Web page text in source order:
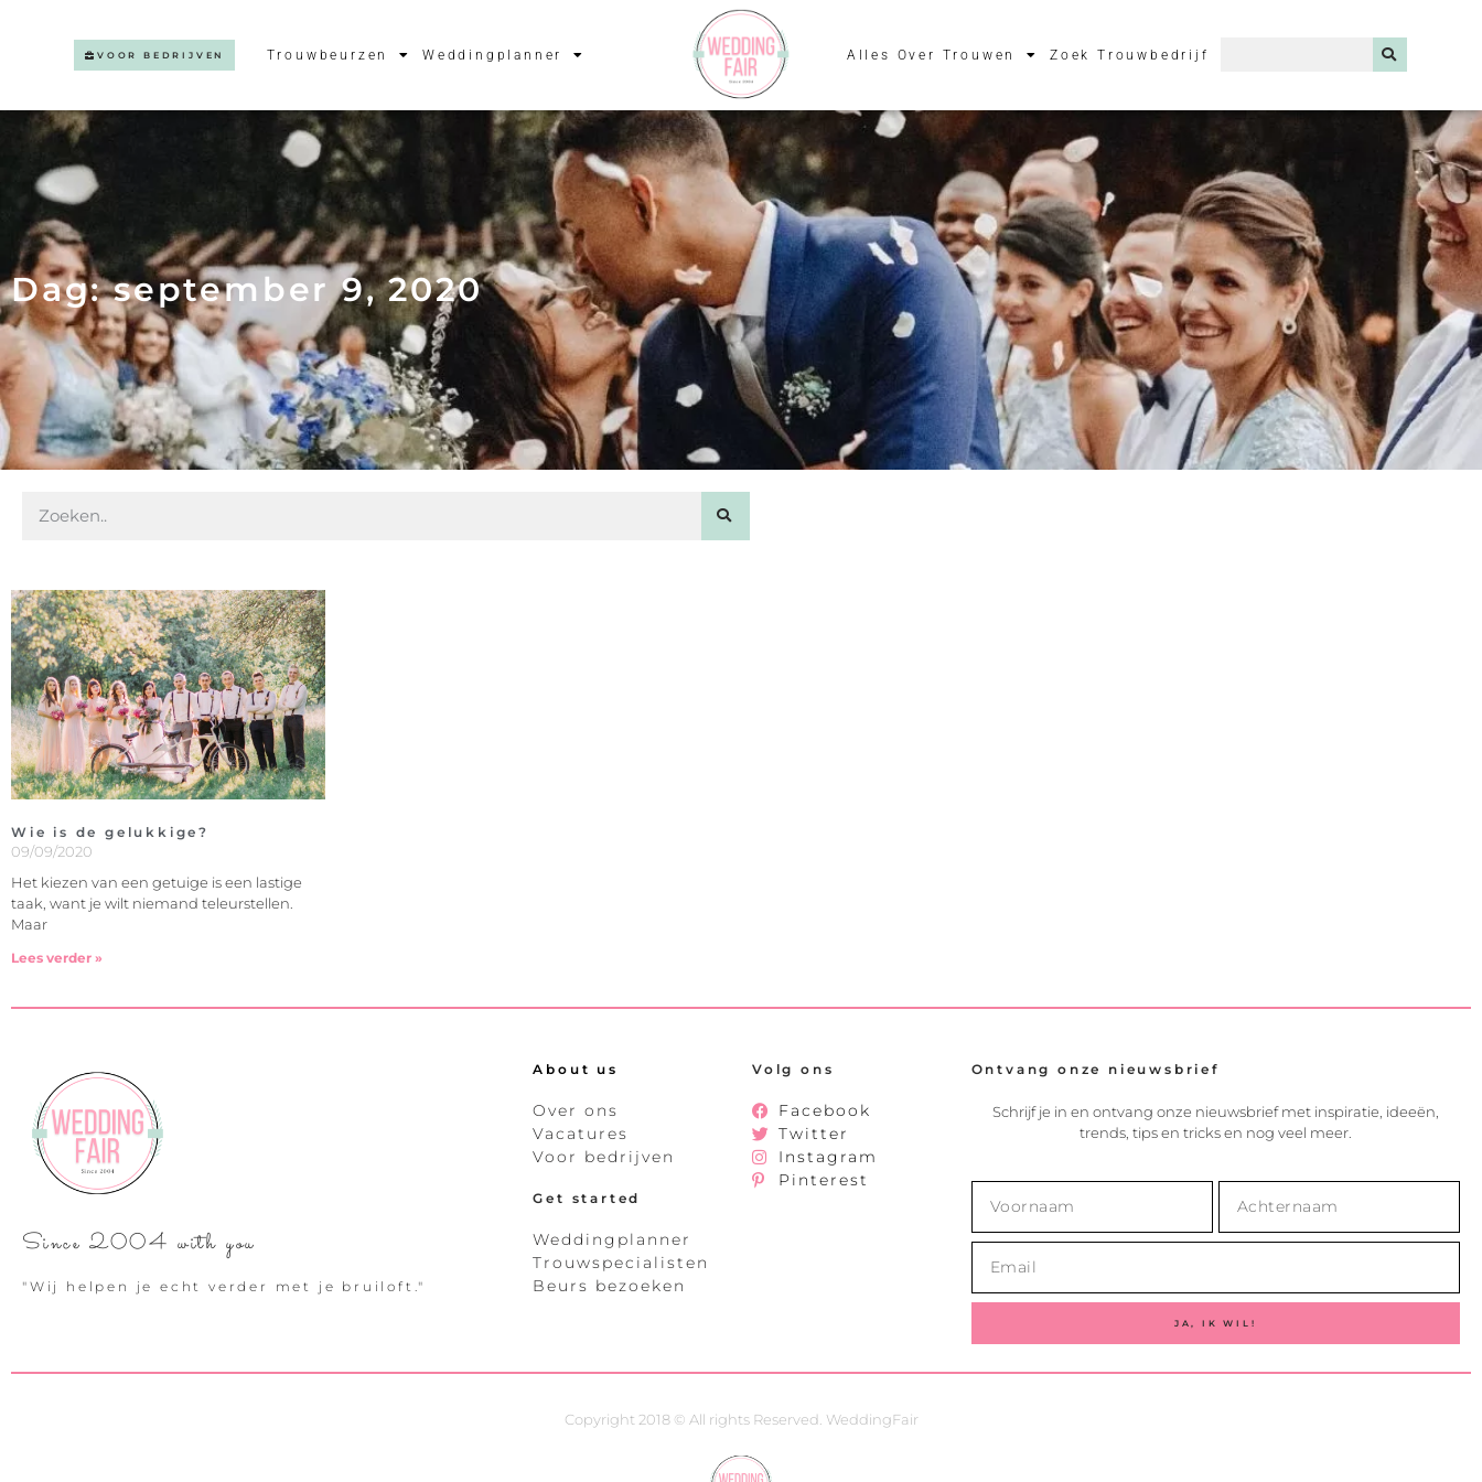
VOOR BEDRIJVEN Trouwbeurzen Weddingplanner Alles Over Trouwen Zoek Trouwbedrijf
Dag: september 9, 2020
Wie is de gelukkige?
09/09/2020
Het kiezen van een getuige is een lastige
taak, want je wilt niemand teleurstellen.
Maar
Lees verder »
Since 2004 with you
"Wij helpen je echt verder met je bruiloft."
About us
Over ons
Vacatures
Voor bedrijven
Get started
Weddingplanner
Trouwspecialisten
Beurs bezoeken
Volg ons
Facebook
Twitter
Instagram
Pinterest
Ontvang onze nieuwsbrief
Schrijf je in en ontvang onze nieuwsbrief met inspiratie, ideeën,
trends, tips en tricks en nog veel meer.
JA, IK WIL!
Copyright 2018 © All rights Reserved. WeddingFair